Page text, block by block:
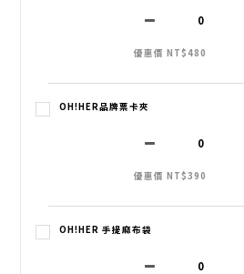
優惠價 NT$480
OH!HER品牌票卡夾
優惠價 NT$390
OH!HER 手提麻布袋